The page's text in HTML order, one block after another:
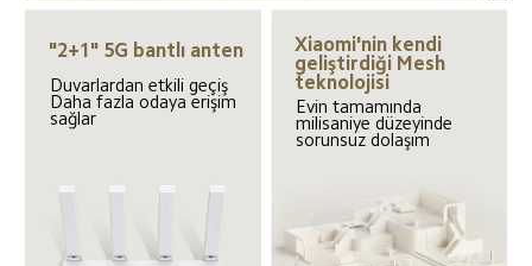
"2+1" 5G bantlı anten
Duvarlardan etkili geçiş
Daha fazla odaya erişim
sağlar
Xiaomi'nin kendi
geliştirdiği Mesh
teknolojisi
Evin tamamında
milisaniye düzeyinde
sorunsuz dolaşım